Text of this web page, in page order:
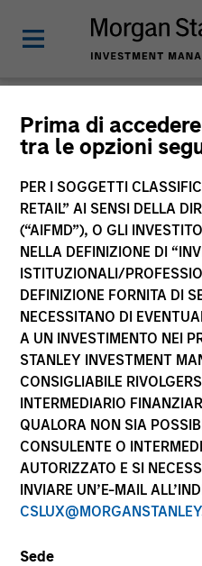
Prima di
tra le opzioni
PER I SOGGETTI
RETAIL” AI SENSI DELLA
(“AIFMD”), O GLI
NELLA DEFINIZIONE DI
ISTITUZIONALI/
DEFINIZIONE FORNITA DI
NECESSITANO DI
A UN INVESTIMENTO NEI
STANLEY INVESTMENT
CONSIGLIABILE
INTERMEDIARIO
QUALORA NON SIA
CONSULENTE O
AUTORIZZATO E SI
INVIARE UN’E-MAIL
Sede
Morgan
Investment
La presente comunicazione
La performance passata
risultati futuri. I rendimenti
per effetto delle oscillazioni
performance sono calcolati
patrimonio netto (NAV), al
comprendono le
all’emissione e al rimborso
alle performance e agli
Stanley Investment
Rendimenti nell’anno solare.